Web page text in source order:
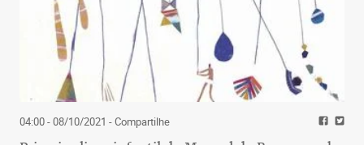
04:00 - 08/10/2021 - Compartilhe